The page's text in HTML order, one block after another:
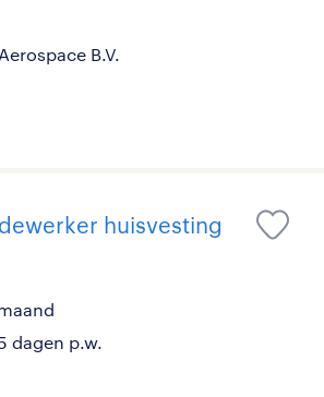
B.V.
huisvesting
dagen p.w.